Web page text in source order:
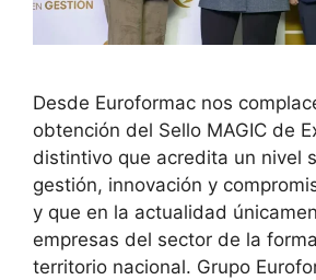
Desde Euroformac nos
obtención del Sello MAGIC de
distintivo que acredita un nivel
gestión, innovación y
y que en la actualidad
empresas del sector de la
territorio nacional. Grupo